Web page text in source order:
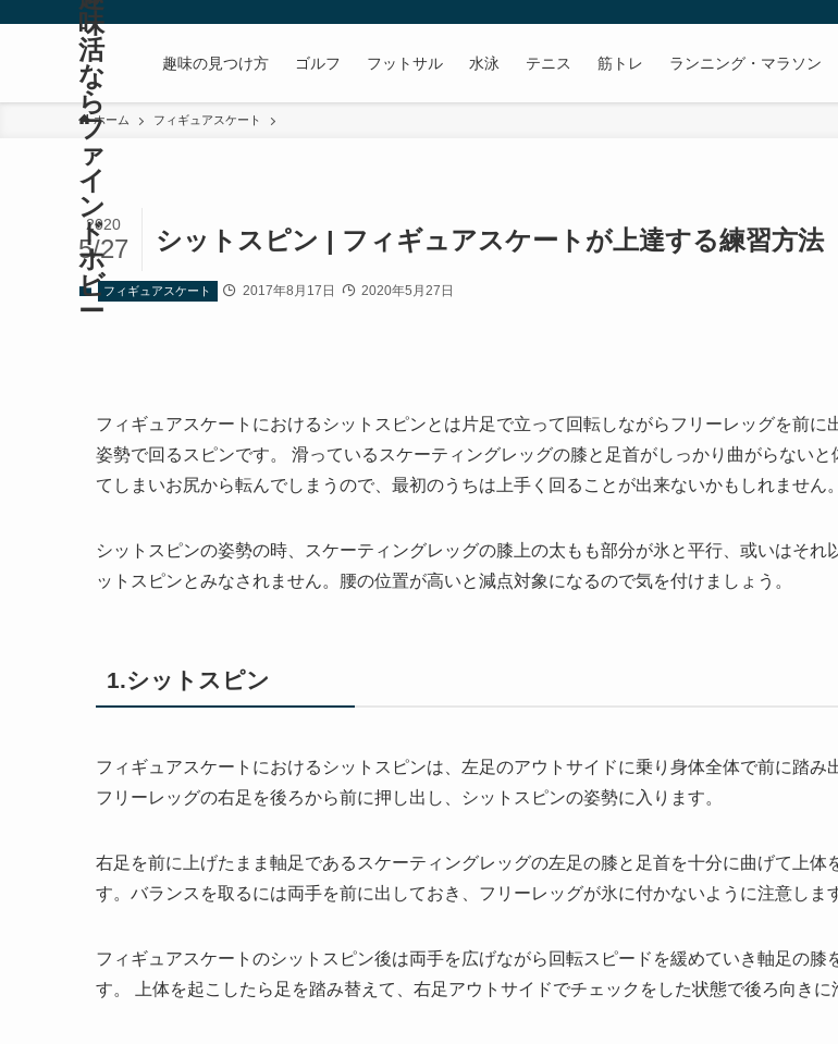
味
活
な
ら
フ
ァ
イ
ン
ド
ホ
ビ
ー
趣味の見つけ方 ゴルフ フットサル 水泳 テニス 筋トレ ランニング・マラソン
ホーム フィギュアスケート
シットスピン | フィギュアスケートが上達する練習方法
2020
5/27
フィギュアスケート 2017年8月17日 2020年5月27日
フィギュアスケートにおけるシットスピンとは片足で立って回転しながらフリーレッグを前に
姿勢で回るスピンです。 滑っているスケーティングレッグの膝と足首がしっかり曲がらないと
てしまいお尻から転んでしまうので、最初のうちは上手く回ることが出来ないかもしれません。
シットスピンの姿勢の時、スケーティングレッグの膝上の太もも部分が氷と平行、或いはそれ
ットスピンとみなされません。腰の位置が高いと減点対象になるので気を付けましょう。
1.シットスピン
フィギュアスケートにおけるシットスピンは、左足のアウトサイドに乗り身体全体で前に踏み
フリーレッグの右足を後ろから前に押し出し、シットスピンの姿勢に入ります。
右足を前に上げたまま軸足であるスケーティングレッグの左足の膝と足首を十分に曲げて上体
す。バランスを取るには両手を前に出しておき、フリーレッグが氷に付かないように注意しま
フィギュアスケートのシットスピン後は両手を広げながら回転スピードを緩めていき軸足の膝
す。 上体を起こしたら足を踏み替えて、右足アウトサイドでチェックをした状態で後ろ向きに